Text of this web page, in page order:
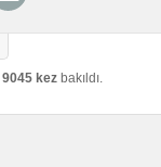
9045 kez bakıldı.